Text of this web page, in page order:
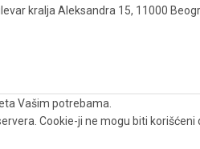
kralja Aleksandra 15, 11000
Vašim potrebama.
Cookie-ji ne mogu biti korišćeni